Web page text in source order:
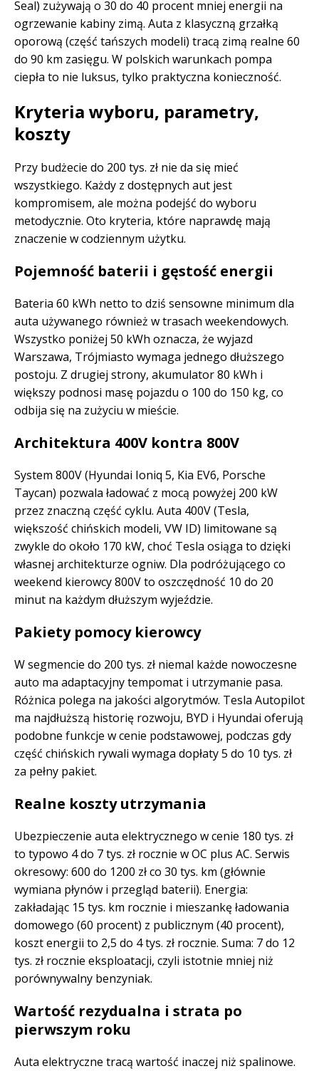
Seal) zużywają o 30 do 40 procent mniej energii na
ogrzewanie kabiny zimą. Auta z klasyczną grzałką
oporową (część tańszych modeli) tracą zimą realne 60
do 90 km zasięgu. W polskich warunkach pompa
ciepła to nie luksus, tylko praktyczna konieczność.
Kryteria wyboru, parametry,
koszty
Przy budżecie do 200 tys. zł nie da się mieć
wszystkiego. Każdy z dostępnych aut jest
kompromisem, ale można podejść do wyboru
metodycznie. Oto kryteria, które naprawdę mają
znaczenie w codziennym użytku.
Pojemność baterii i gęstość energii
Bateria 60 kWh netto to dziś sensowne minimum dla
auta używanego również w trasach weekendowych.
Wszystko poniżej 50 kWh oznacza, że wyjazd
Warszawa, Trójmiasto wymaga jednego dłuższego
postoju. Z drugiej strony, akumulator 80 kWh i
większy podnosi masę pojazdu o 100 do 150 kg, co
odbija się na zużyciu w mieście.
Architektura 400V kontra 800V
System 800V (Hyundai Ioniq 5, Kia EV6, Porsche
Taycan) pozwala ładować z mocą powyżej 200 kW
przez znaczną część cyklu. Auta 400V (Tesla,
większość chińskich modeli, VW ID) limitowane są
zwykle do około 170 kW, choć Tesla osiąga to dzięki
własnej architekturze ogniw. Dla podróżującego co
weekend kierowcy 800V to oszczędność 10 do 20
minut na każdym dłuższym wyjeździe.
Pakiety pomocy kierowcy
W segmencie do 200 tys. zł niemal każde nowoczesne
auto ma adaptacyjny tempomat i utrzymanie pasa.
Różnica polega na jakości algorytmów. Tesla Autopilot
ma najdłuższą historię rozwoju, BYD i Hyundai oferują
podobne funkcje w cenie podstawowej, podczas gdy
część chińskich rywali wymaga dopłaty 5 do 10 tys. zł
za pełny pakiet.
Realne koszty utrzymania
Ubezpieczenie auta elektrycznego w cenie 180 tys. zł
to typowo 4 do 7 tys. zł rocznie w OC plus AC. Serwis
okresowy: 600 do 1200 zł co 30 tys. km (głównie
wymiana płynów i przegląd baterii). Energia:
zakładając 15 tys. km rocznie i mieszankę ładowania
domowego (60 procent) z publicznym (40 procent),
koszt energii to 2,5 do 4 tys. zł rocznie. Suma: 7 do 12
tys. zł rocznie eksploatacji, czyli istotnie mniej niż
porównywalny benzyniak.
Wartość rezydualna i strata po
pierwszym roku
Auta elektryczne tracą wartość inaczej niż spalinowe.